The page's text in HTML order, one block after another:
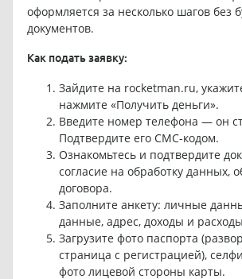
оформляется за несколько шагов без
документов.
Как подать заявку:
Зайдите на rocketman.ru,
нажмите «Получить деньги».
Введите номер телефона — он
Подтвердите его СМС-кодом.
Ознакомьтесь и подтвердите
согласие на обработку данных,
договора.
Заполните анкету: личные
данные, адрес, доходы и
Загрузите фото паспорта
страница с регистрацией),
фото лицевой стороны карты.